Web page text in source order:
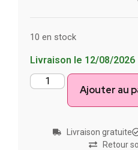
10 en stock
Livraison le 12/08/2026
Ajouter au
Livraison gratuite
Retour